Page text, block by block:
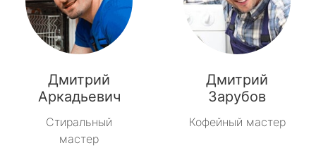
Дмитрий
Аркадьевич
Стиральный
мастер
Дмитрий
Зарубов
Кофейный мастер